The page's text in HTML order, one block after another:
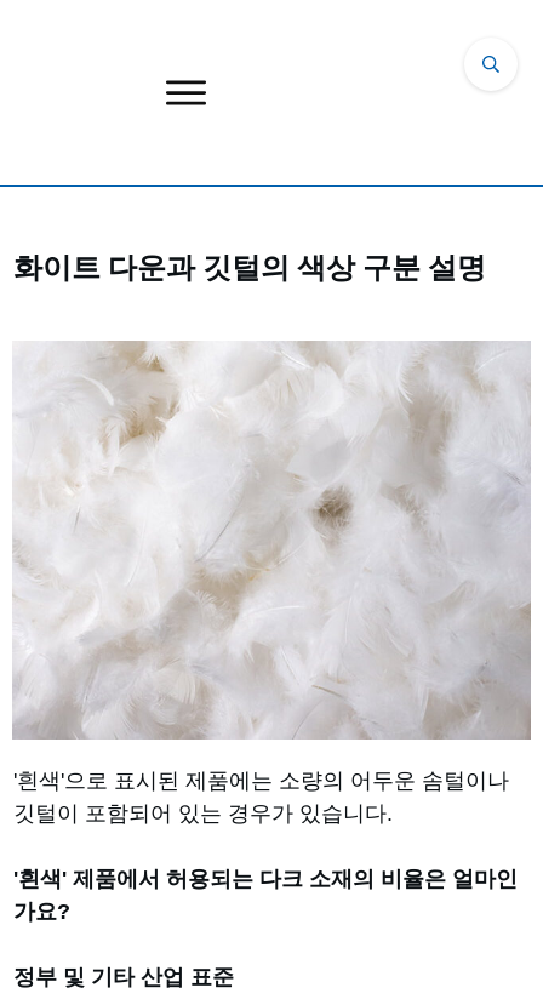
화이트 다운과 깃털의 색상 구분 설명
'흰색'으로 표시된 제품에는 소량의 어두운 솜털이나
깃털이 포함되어 있는 경우가 있습니다.
'흰색' 제품에서 허용되는 다크 소재의 비율은 얼마인
가요?
정부 및 기타 산업 표준